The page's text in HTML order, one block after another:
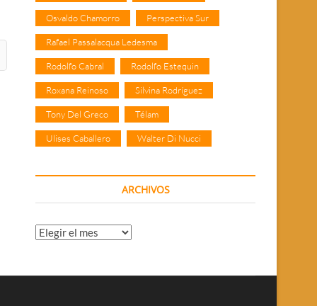
Osvaldo Chamorro Perspectiva Sur
Rafael Passalacqua Ledesma
Rodolfo Cabral Rodolfo Estequin
Roxana Reinoso Silvina Rodríguez
Tony Del Greco Télam
Ulises Caballero Walter Di Nucci
ARCHIVOS
Archivos